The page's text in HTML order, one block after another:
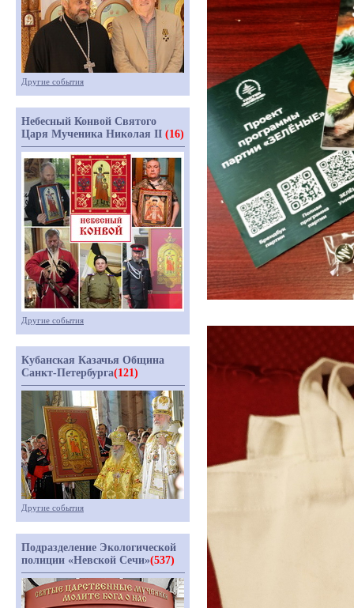
Другие события
Небесный Конвой Святого
Царя Мученика Николая II (16)
Другие события
Кубанская Казачья Община
Санкт-Петербурга(121)
Другие события
Подразделение Экологической
полиции «Невской Сечи»(537)